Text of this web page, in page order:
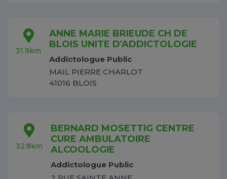
31.9km
ANNE MARIE BRIEUDE CH DE
BLOIS UNITE D'ADDICTOLOGIE
Addictologue Public
MAIL PIERRE CHARLOT
41016 BLOIS
32.8km
BERNARD MOSETTIG CENTRE
CURE AMBULATOIRE
ALCOOLOGIE
Addictologue Public